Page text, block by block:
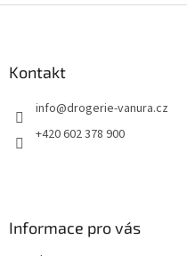
Kontakt
info@drogerie-vanura.cz
+420 602 378 900
Informace pro vás